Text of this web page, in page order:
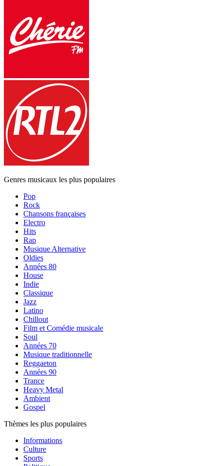
Genres musicaux les plus populaires
Pop
Rock
Chansons françaises
Electro
Hits
Rap
Musique Alternative
Oldies
Années 80
House
Indie
Classique
Jazz
Latino
Chillout
Film et Comédie musicale
Soul
Années 70
Musique traditionnelle
Reggaeton
Années 90
Trance
Heavy Metal
Ambient
Gospel
Thèmes les plus populaires
Informations
Culture
Sports